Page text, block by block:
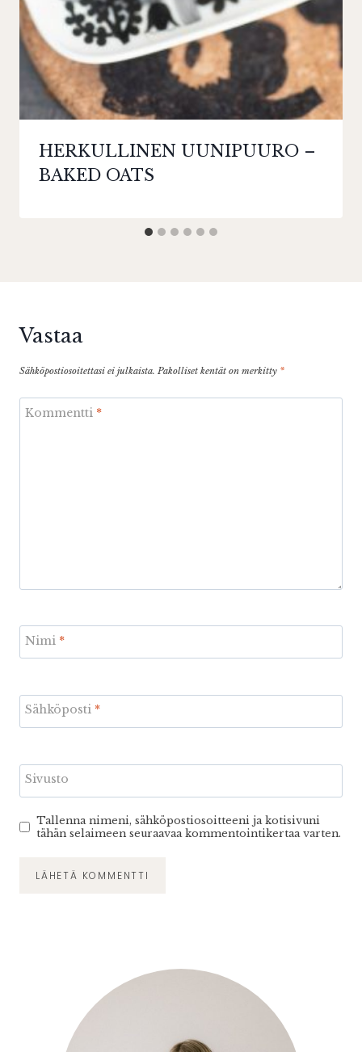
HERKULLINEN UUNIPUURO –
BAKED OATS
Vastaa
Sähköpostiosoitettasi ei julkaista. Pakolliset kentät on merkitty *
Kommentti *
Nimi *
Sähköposti *
Sivusto
Tallenna nimeni, sähköpostiosoitteeni ja kotisivuni
tähän selaimeen seuraavaa kommentointikertaa varten.